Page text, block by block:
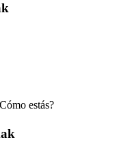
estás?